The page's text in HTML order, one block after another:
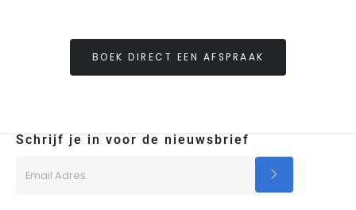
BOEK DIRECT EEN AFSPRAAK
Schrijf je in voor de nieuwsbrief